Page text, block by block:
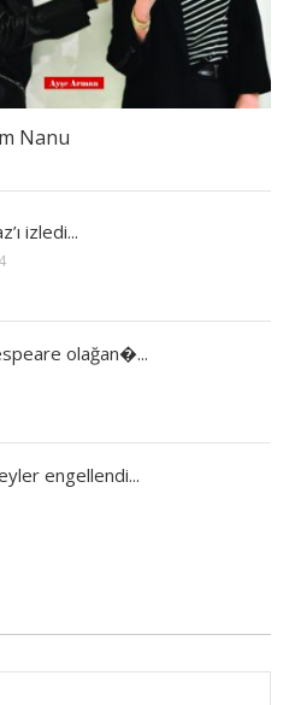
Nanu
izledi...
olağan�...
engellendi...